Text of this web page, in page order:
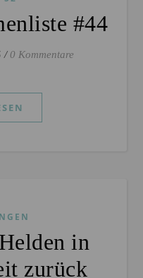
#44
/ 0 Kommentare
in
zurück